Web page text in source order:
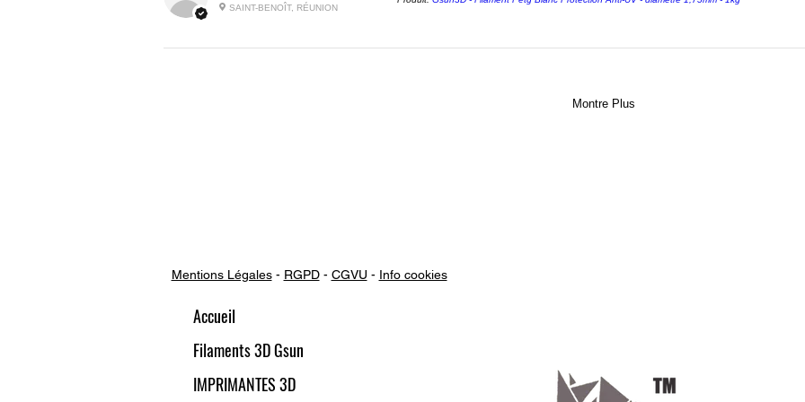
Le
un
filtrant
SAINT-BENOÎT, RÉUNION
Montre Plus
Mentions Légales- RGPD- CGVU - Info cookies
Accueil
Filaments 3D Gsun
IMPRIMANTES 3D